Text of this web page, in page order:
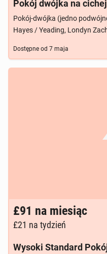
Pokój dwójka na
Pokój-dwójka (jedno
Hayes / Yeading, Londyn
Dostępne od 7 maja
Brak zdjęcia
£91 na miesiąc
£21 na tydzień
Wysoki Standard